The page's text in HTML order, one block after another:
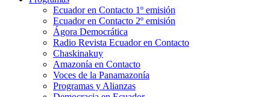
Ecuador en Contacto 1º emisión
Ecuador en Contacto 2º emisión
Ágora Democrática
Radio Revista Ecuador en Contacto
Chaskinakuy
Amazonía en Contacto
Voces de la Panamazonía
Programas y Alianzas